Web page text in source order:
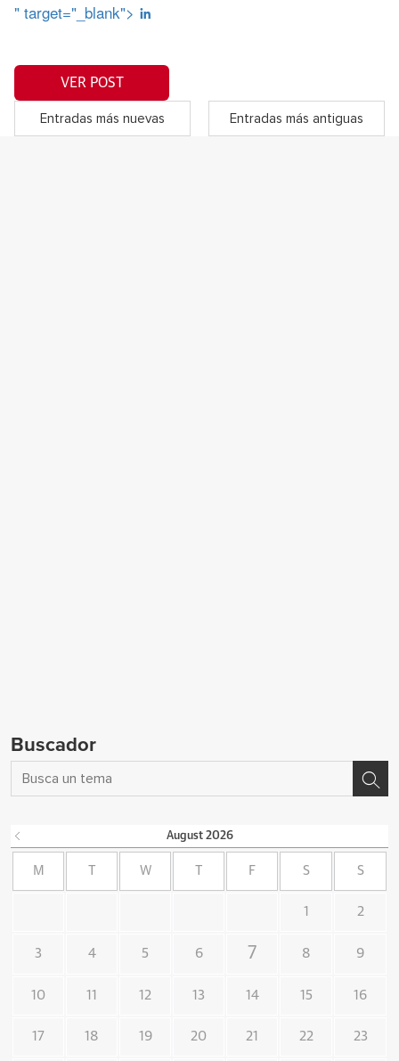
" target="_blank">
VER POST
Entradas más nuevas Entradas más antiguas
Buscador
August 2026
M W F S S
1 2
3 4 5 6 7 8 9
10 11 12 13 14 15 16
17 18 19 20 21 22 23